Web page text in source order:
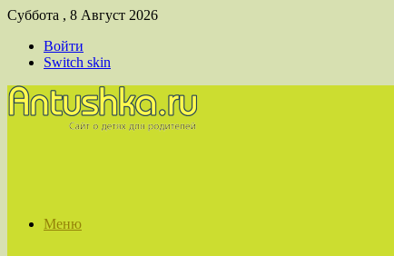
Суббота , 8 Август 2026
Войти
Switch skin
Меню